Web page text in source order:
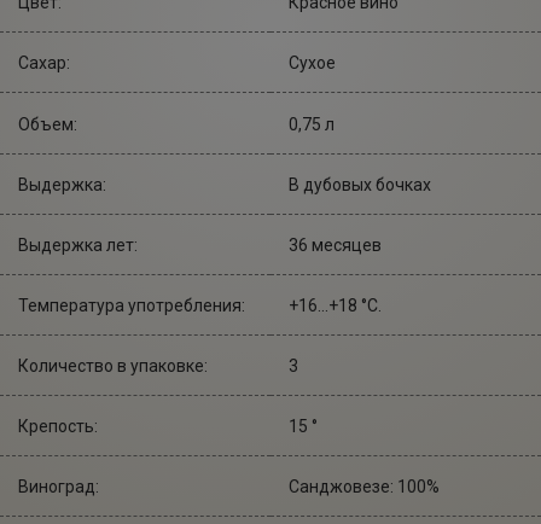
Сахар: Сухое
Объем: 0,75 л
Выдержка: В дубовых бочках
Выдержка лет: 36 месяцев
Температура употребления: +16...+18 °С.
Количество в упаковке: 3
Крепость: 15 °
Виноград: Санджовезе: 100%